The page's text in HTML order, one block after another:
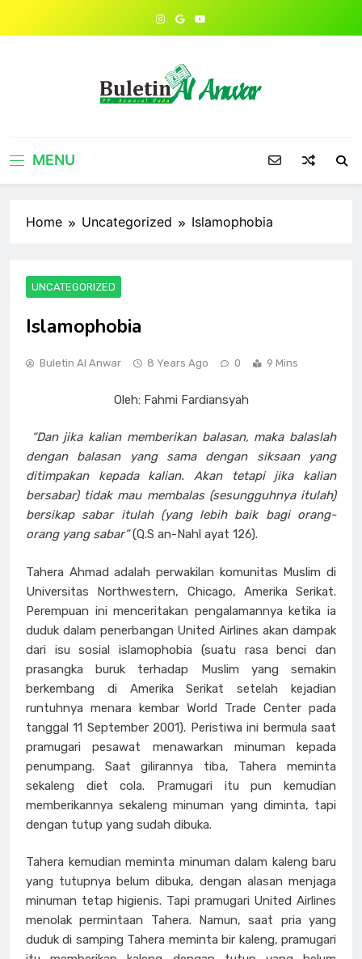
MENU
Home Uncategorized Islamophobia
UNCATEGORIZED
Islamophobia
Buletin Al Anwar 8 Years Ago 0 9 Mins
Oleh: Fahmi Fardiansyah
“Dan jika kalian memberikan balasan, maka balaslah
dengan balasan yang sama dengan siksaan yang
ditimpakan kepada kalian. Akan tetapi jika kalian
bersabar) tidak mau membalas (sesungguhnya itulah)
bersikap sabar itulah (yang lebih baik bagi orang-
orang yang sabar”(Q.S an-Nahl ayat 126).
Tahera Ahmad adalah perwakilan komunitas Muslim di
Universitas Northwestern, Chicago, Amerika Serikat.
Perempuan ini menceritakan pengalamannya ketika ia
duduk dalam penerbangan United Airlines akan dampak
dari isu sosial islamophobia (suatu rasa benci dan
prasangka buruk terhadap Muslim yang semakin
berkembang di Amerika Serikat setelah kejadian
runtuhnya menara kembar World Trade Center pada
tanggal 11 September 2001). Peristiwa ini bermula saat
pramugari pesawat menawarkan minuman kepada
penumpang. Saat gilirannya tiba, Tahera meminta
sekaleng diet cola. Pramugari itu pun kemudian
memberikannya sekaleng minuman yang diminta, tapi
dengan tutup yang sudah dibuka.
Tahera kemudian meminta minuman dalam kaleng baru
yang tutupnya belum dibuka, dengan alasan menjaga
minuman tetap higienis. Tapi pramugari United Airlines
menolak permintaan Tahera. Namun, saat pria yang
duduk di samping Tahera meminta bir kaleng, pramugari